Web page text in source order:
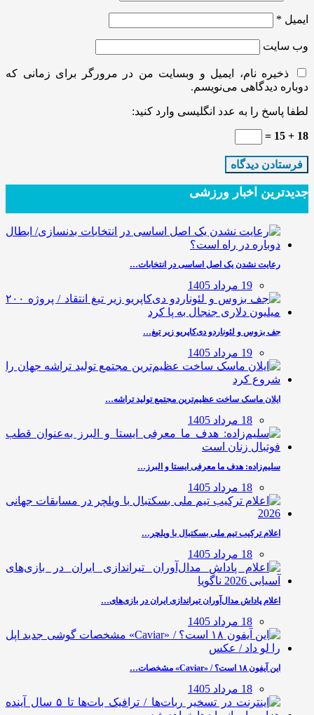
ایمیل *
وب‌ سایت
ذخیره نام، ایمیل و وبسایت من در مرورگر برای زمانی که
دوباره دیدگاهی می‌نویسم.
لطفا پاسخ را به عدد انگلیسی وارد کنید:
18 + 15 =
جدیدترین‌ اخبار ورزشی
رعایت نشدن یک اصل اساسی در انتخابات…
19 مرداد 1405
جف بزوس و لئوناردو دی‌کاپریو زیر تیغ…
19 مرداد 1405
ایلان ماسک ساخت عظیم‌ترین مجتمع تولید تراشه…
18 مرداد 1405
سلیم‌زاده: هدف‌ ما معرفی ایستا و البرز…
18 مرداد 1405
اعلام ترکیب تیم ملی بسکتبال با ویلچر…
18 مرداد 1405
اعلام پاداش مدال‌آوران تیراندازی ایران در بازی‌های…
18 مرداد 1405
این آیفون ۱۸ است؟ / «Caviar» مشخصات…
18 مرداد 1405